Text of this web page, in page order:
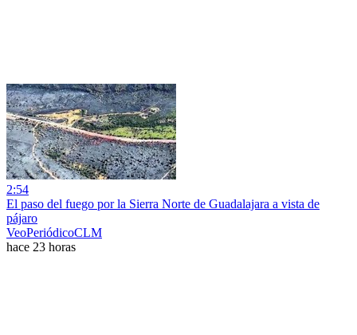
2:54
El paso del fuego por la Sierra Norte de Guadalajara a vista de
pájaro
VeoPeriódicoCLM
hace 23 horas